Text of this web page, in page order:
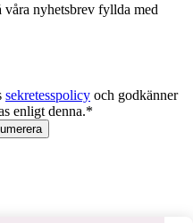
nyhetsbrev fyllda med
sekretesspolicy och godkänner
enligt denna.*